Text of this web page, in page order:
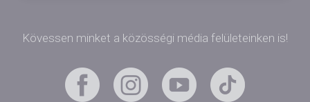
Kövessen minket a közösségi média felületeinken is!